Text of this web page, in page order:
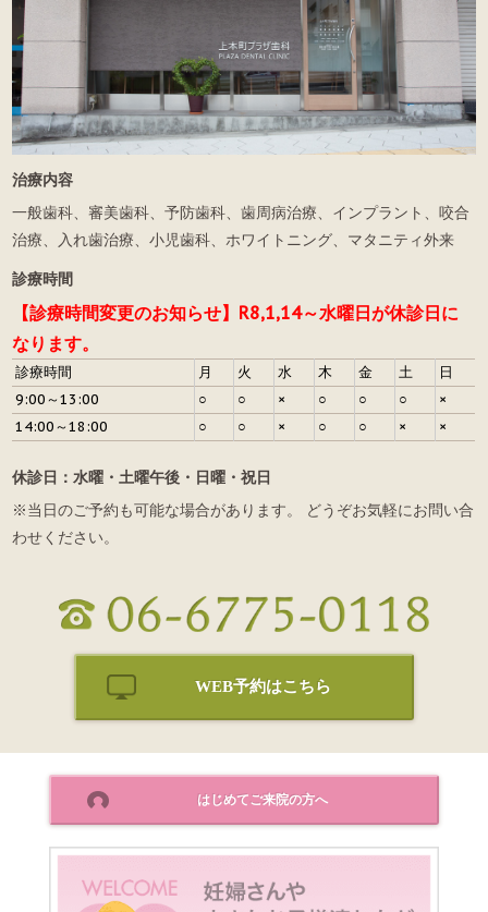
治療内容
一般歯科、審美歯科、予防歯科、歯周病治療、インプラント、咬合
治療、入れ歯治療、小児歯科、ホワイトニング、マタニティ外来
診療時間
【診療時間変更のお知らせ】R8,1,14～水曜日が休診日に
なります。
診療時間 月 火 水 木 金 土
日
9:00～13:00
○ ○ × ○ ○ ○
×
14:00～18:00
○ ○ × ○ ○ × ×
休診日：水曜・土曜午後・日曜・祝日
※当日のご予約も可能な場合があります。 どうぞお気軽にお問い合
わせください。
WEB予約はこちら
はじめてご来院の方へ